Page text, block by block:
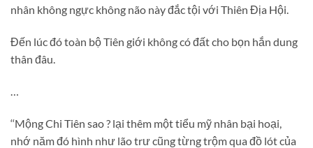
nhân không ngực không não này đắc tội với Thiên Địa Hội.
Đến lúc đó toàn bộ Tiên giới không có đất cho bọn hắn dung
thân đâu.
‘‘Mộng Chi Tiên sao ? lại thêm một tiểu mỹ nhân bại hoại,
nhớ năm đó hình như lão trư cũng từng trộm qua đồ lót của